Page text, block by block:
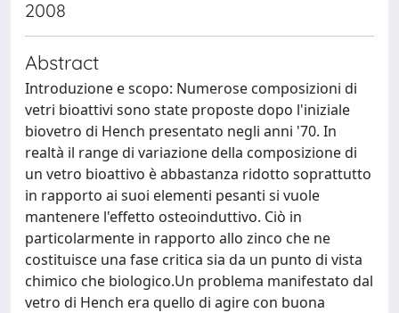
2008
Abstract
Introduzione e scopo: Numerose composizioni di
vetri bioattivi sono state proposte dopo l'iniziale
biovetro di Hench presentato negli anni '70. In
realtà il range di variazione della composizione di
un vetro bioattivo è abbastanza ridotto soprattutto
in rapporto ai suoi elementi pesanti si vuole
mantenere l'effetto osteoinduttivo. Ciò in
particolarmente in rapporto allo zinco che ne
costituisce una fase critica sia da un punto di vista
chimico che biologico.Un problema manifestato dal
vetro di Hench era quello di agire con buona